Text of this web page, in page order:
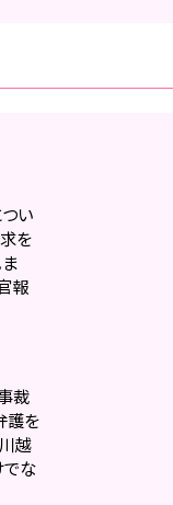
い
を
報
裁
護を
越
でな